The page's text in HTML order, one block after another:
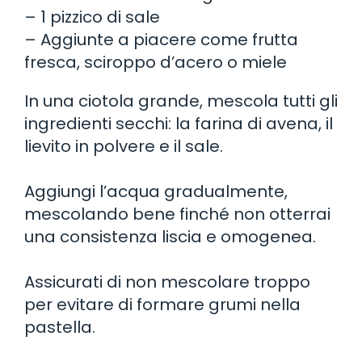
– 1 pizzico di sale
– Aggiunte a piacere come frutta
fresca, sciroppo d’acero o miele
In una ciotola grande, mescola tutti gli
ingredienti secchi: la farina di avena, il
lievito in polvere e il sale.
Aggiungi l’acqua gradualmente,
mescolando bene finché non otterrai
una consistenza liscia e omogenea.
Assicurati di non mescolare troppo
per evitare di formare grumi nella
pastella.